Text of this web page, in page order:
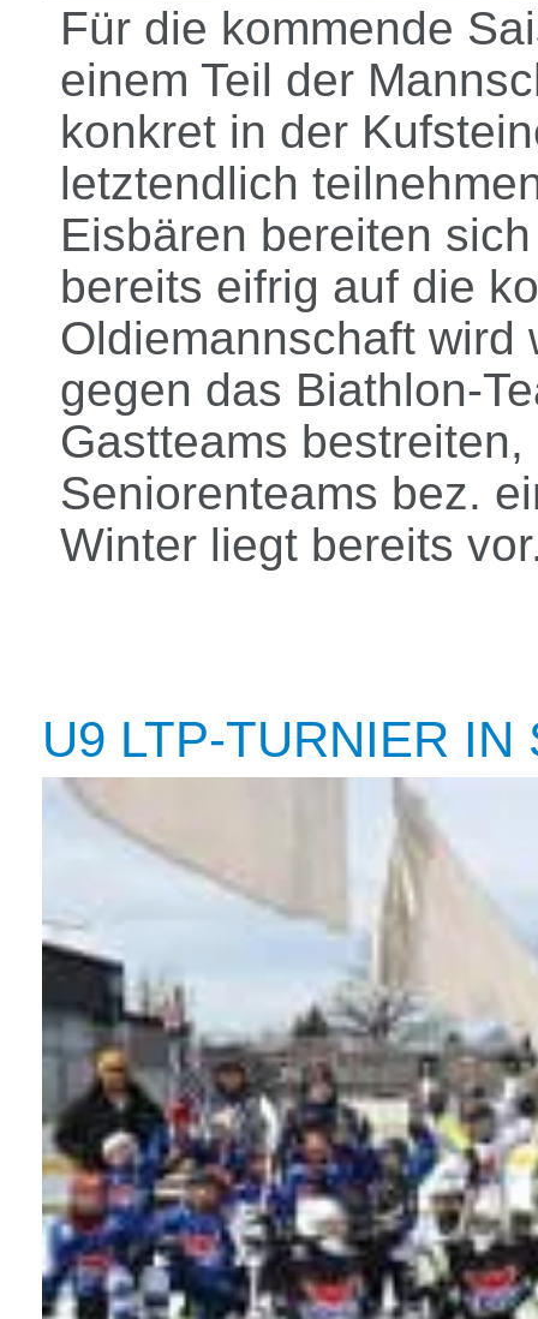
Für die kommende
einem Teil der
konkret in der
letztendlich
Eisbären bereiten
bereits eifrig auf die
Oldiemannschaft wird
gegen das Biathlon-
Gastteams
Seniorenteams bez.
Winter liegt bereits
U9 LTP-TURNIER